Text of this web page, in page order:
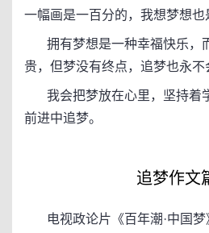
一幅画是一百分的，我想梦想也
拥有梦想是一种幸福快乐，
贵，但梦没有终点，追梦也永不
我会把梦放在心里，坚持着
前进中追梦。
追梦作文
电视政论片《百年潮·中国梦